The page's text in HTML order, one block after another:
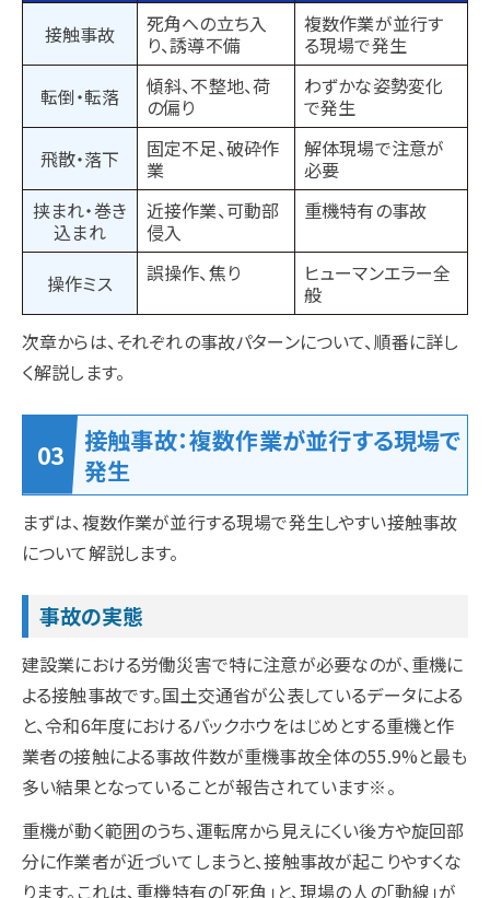
接触事故
死角への立ち入
り、誘導不備
複数作業が並行す
る現場で発生
転倒・転落
傾斜、不整地、荷
の偏り
わずかな姿勢変化
で発生
飛散・落下
固定不足、破砕作
業
解体現場で注意が
必要
挟まれ・巻き
込まれ
近接作業、可動部
侵入
重機特有の事故
操作ミス 誤操作、焦り
ヒューマンエラー全
般
次章からは、それぞれの事故パターンについて、順番に詳し
く解説します。
接触事故：複数作業が並行する現場で
発生
まずは、複数作業が並行する現場で発生しやすい接触事故
について解説します。
事故の実態
建設業における労働災害で特に注意が必要なのが、重機に
よる接触事故です。国土交通省が公表しているデータによる
と、令和6年度におけるバックホウをはじめとする重機と作
業者の接触による事故件数が重機事故全体の55.9%と最も
多い結果となっていることが報告されています※。
重機が動く範囲のうち、運転席から見えにくい後方や旋回部
分に作業者が近づいてしまうと、接触事故が起こりやすくな
ります。これは、重機特有の「死角」と、現場の人の「動線」が